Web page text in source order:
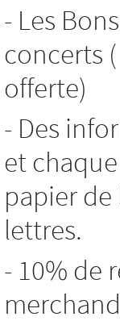
- Les
concerts
offerte)
- Des
et
papier
lettres.
- 10% de